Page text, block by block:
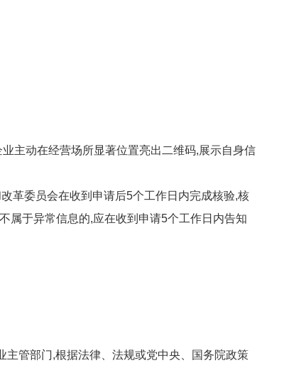
主动在经营场所显著位置亮出二维码,展示自身信
革委员会在收到申请后5个工作日内完成核验,核
属于异常信息的,应在收到申请5个工作日内告知
管部门,根据法律、法规或党中央、国务院政策